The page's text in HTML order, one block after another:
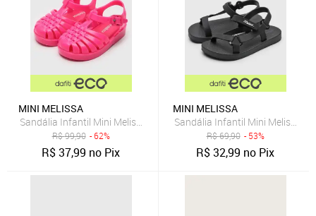
MINI MELISSA
Sandália Infantil Mini Melissa Possession Bb Pink
R$99,90 - 62%
R$37,99 no Pix
MINI MELISSA
Sandália Infantil Mini Melissa
R$69,90 - 53%
R$32,99 no Pix